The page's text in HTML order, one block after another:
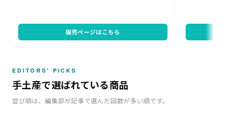
賞味期限は発送より120日以上。手土産に向く一品で
販売ページはこちら
維持や母乳分
EDITORS' PICKS
手土産で選ばれている商品
並び順は、編集部が記事で選んだ回数が多い順です。